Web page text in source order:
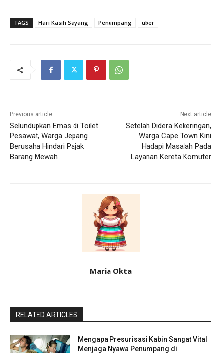
TAGS Hari Kasih Sayang Penumpang uber
Previous article
Selundupkan Emas di Toilet
Pesawat, Warga Jepang
Berusaha Hindari Pajak
Barang Mewah
Next article
Setelah Didera Kekeringan,
Warga Cape Town Kini
Hadapi Masalah Pada
Layanan Kereta Komuter
Maria Okta
RELATED ARTICLES
Mengapa Presurisasi Kabin Sangat Vital
Menjaga Nyawa Penumpang di